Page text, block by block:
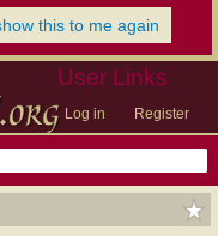
this to me again
User Links
Log in Register